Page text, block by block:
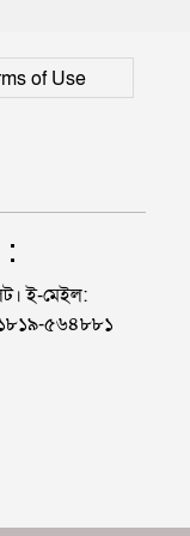
of Use
:
ই-মেইল:
৫৬৪৮৮১